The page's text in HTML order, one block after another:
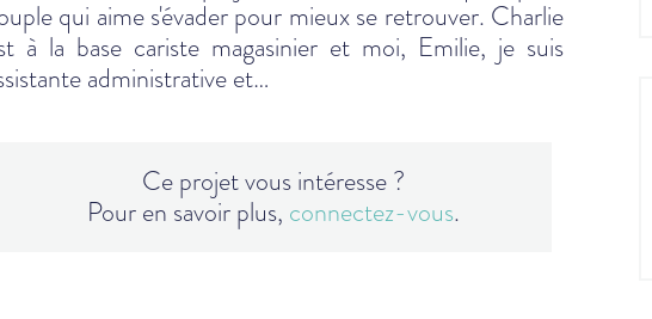
qui aime s'évader pour mieux se retrouver. Charlie
à la base cariste magasinier et moi, Emilie, je suis
administrative et…
Ce projet vous intéresse ?
Pour en savoir plus, connectez-vous.